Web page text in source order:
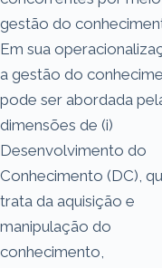
gestão do
Em sua
a gestão do
pode ser abordada
dimensões de (i)
Desenvolvimento do
Conhecimento (DC),
trata da aquisição e
manipulação do
conhecimento,